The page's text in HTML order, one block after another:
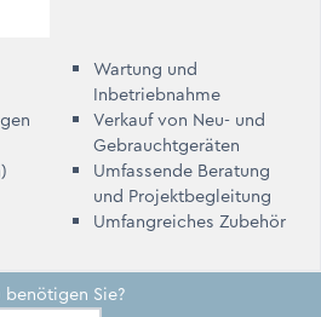
Wartung und
Inbetriebnahme
Verkauf von Neu- und
Gebrauchtgeräten
Umfassende Beratung
und Projektbegleitung
Umfangreiches Zubehör
Sie?